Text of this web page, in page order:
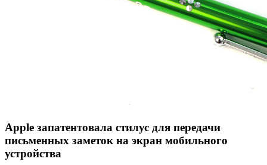
Apple запатентовала стилус для передачи
письменных заметок на экран мобильного
устройства